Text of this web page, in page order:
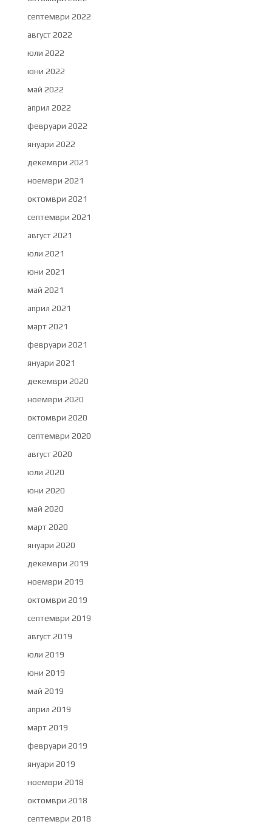
септември 2022
август 2022
юли 2022
юни 2022
май 2022
април 2022
февруари 2022
януари 2022
декември 2021
ноември 2021
октомври 2021
септември 2021
август 2021
юли 2021
юни 2021
май 2021
април 2021
март 2021
февруари 2021
януари 2021
декември 2020
ноември 2020
октомври 2020
септември 2020
август 2020
юли 2020
юни 2020
май 2020
март 2020
януари 2020
декември 2019
ноември 2019
октомври 2019
септември 2019
август 2019
юли 2019
юни 2019
май 2019
април 2019
март 2019
февруари 2019
януари 2019
ноември 2018
октомври 2018
септември 2018